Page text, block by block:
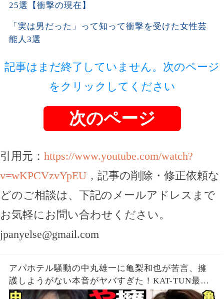
25選【衝撃の現在】
「実は男だった」って知って衝撃を受けた女性芸
能人3選
記事はまだ終了していません。次のページ
をクリックしてください
次のページ
引用元： https://www.youtube.com/watch?
v=wKPCVzvYpEU ，記事の削除・修正依頼な
どのご相談は、下記のメールアドレスまで
お気軽にお問い合わせください。
jpanyelse@gmail.com
アパホテル騒動の中丸雄一に亀梨和也が苦言、擁
護しようがない本音がヤバすぎた！KAT-TUN最初
期の若い頃から見てきた本性に驚愕…【芸能】